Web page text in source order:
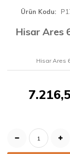
Ürün Kodu
Hisar Ares
Hisar Ares